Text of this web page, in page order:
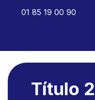
01 85 19 00 90
Título 2